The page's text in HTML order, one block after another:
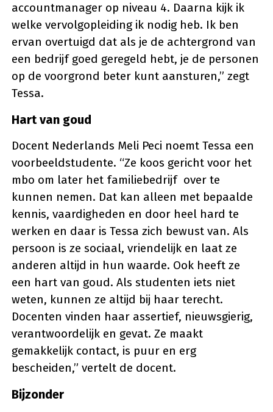
accountmanager op niveau 4. Daarna kijk ik
welke vervolgopleiding ik nodig heb. Ik ben
ervan overtuigd dat als je de achtergrond van
een bedrijf goed geregeld hebt, je de personen
op de voorgrond beter kunt aansturen,” zegt
Tessa.
Hart van goud
Docent Nederlands Meli Peci noemt Tessa een
voorbeeldstudente. “Ze koos gericht voor het
mbo om later het familiebedrijf over te
kunnen nemen. Dat kan alleen met bepaalde
kennis, vaardigheden en door heel hard te
werken en daar is Tessa zich bewust van. Als
persoon is ze sociaal, vriendelijk en laat ze
anderen altijd in hun waarde. Ook heeft ze
een hart van goud. Als studenten iets niet
weten, kunnen ze altijd bij haar terecht.
Docenten vinden haar assertief, nieuwsgierig,
verantwoordelijk en gevat. Ze maakt
gemakkelijk contact, is puur en erg
bescheiden,” vertelt de docent.
Bijzonder